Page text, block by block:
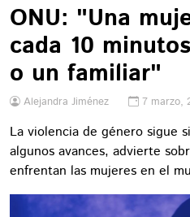
ONU: "Una
cada 10
o un familiar"
Alejandra Jiménez 7 marzo,
La violencia de género sigue
algunos avances, advierte
enfrentan las mujeres en el